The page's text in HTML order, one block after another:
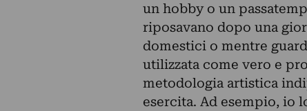
un hobby o un
riposavano dopo una
domestici o mentre
utilizzata come vero e
metodologia artistica
esercita. Ad esempio, io